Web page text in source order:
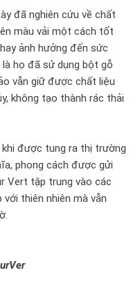
đã nghiên cứu về chất
màu vải một cách tốt
ảnh hưởng đến sức
họ đã sử dụng bột gỗ
vẫn giữ được chất liệu
không tạo thành rác thải
được tung ra thị trường
phong cách được gửi
Vert tập trung vào các
thiên nhiên mà vẫn